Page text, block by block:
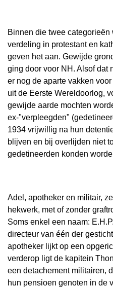
Binnen die twee categorieën
verdeling in protestant en
geven het aan. Gewijde
ging door voor NH. Alsof dat
er nog de aparte vakken
uit de Eerste Wereldoorlog,
gewijde aarde mochten
ex-"verpleegden"
1934 vrijwillig na hun
blijven en bij overlijden niet
gedetineerden konden
Adel, apotheker en militair,
hekwerk, met of zonder
Soms enkel een naam:
directeur van één der
apotheker lijkt op een
verderop ligt de kapitein
een detachement militairen,
hun pensioen genoten in de